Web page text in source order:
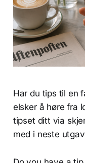
Har du tips til en
elsker å høre fra
tipset ditt via
med i neste